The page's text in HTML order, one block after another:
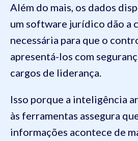
Além do mais, os dados
um software jurídico dão a
necessária para que o
apresentá-los com
cargos de liderança.
Isso porque a inteligência
às ferramentas assegura
informações acontece de